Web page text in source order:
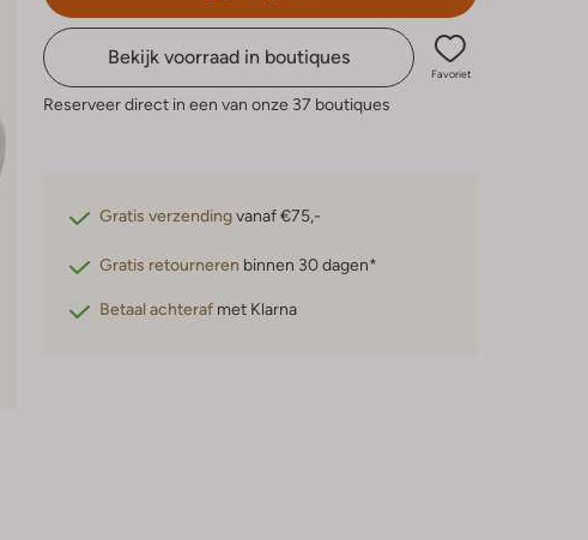
Bekijk voorraad in boutiques
Favoriet
Reserveer direct in een van onze 37 boutiques
Gratis verzendingvanaf €75,-
Gratis retourneren binnen 30 dagen*
Betaal achteraf met Klarna